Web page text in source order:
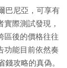
巴尼亞，可享有
際測試發現，
區後的價格往往
功能目前依然奏
攻略的真偽。